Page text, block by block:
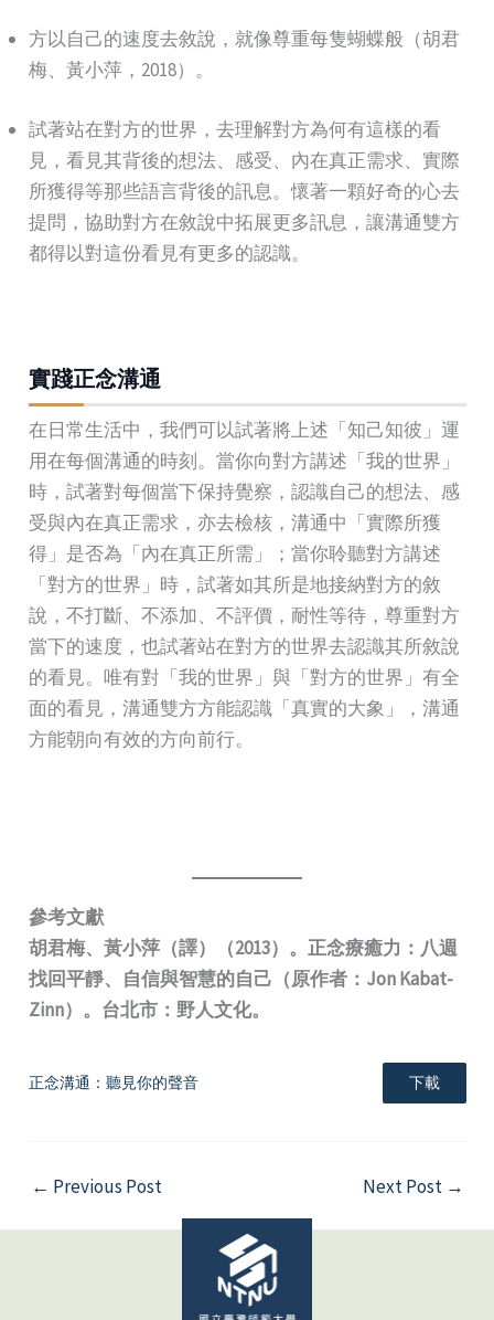
方以自己的速度去敘說，就像尊重每隻蝴蝶般（胡君
梅、黃小萍，2018）。
試著站在對方的世界，去理解對方為何有這樣的看
見，看見其背後的想法、感受、內在真正需求、實際
所獲得等那些語言背後的訊息。懷著一顆好奇的心去
提問，協助對方在敘說中拓展更多訊息，讓溝通雙方
都得以對這份看見有更多的認識。
實踐正念溝通
在日常生活中，我們可以試著將上述「知己知彼」運
用在每個溝通的時刻。當你向對方講述「我的世界」
時，試著對每個當下保持覺察，認識自己的想法、感
受與內在真正需求，亦去檢核，溝通中「實際所獲
得」是否為「內在真正所需」；當你聆聽對方講述
「對方的世界」時，試著如其所是地接納對方的敘
說，不打斷、不添加、不評價，耐性等待，尊重對方
當下的速度，也試著站在對方的世界去認識其所敘說
的看見。唯有對「我的世界」與「對方的世界」有全
面的看見，溝通雙方方能認識「真實的大象」，溝通
方能朝向有效的方向前行。
參考文獻
胡君梅、黃小萍（譯）（2013）。正念療癒力：八週
找回平靜、自信與智慧的自己（原作者：Jon Kabat-
Zinn）。台北市：野人文化。
正念溝通：聽見你的聲音 下載
← Previous Post Next Post →